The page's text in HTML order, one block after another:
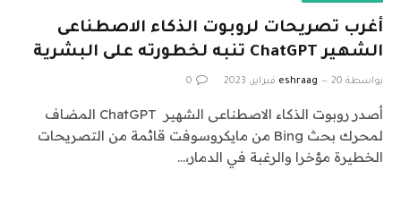
أغرب تصريحات لروبوت الذكاء الاصطناعى
الشهير ChatGPT تنبه لخطورته على البشرية
بواسطة eshraag 20 فبراير، 2023 0
أصدر روبوت الذكاء الاصطناعى الشهير ChatGPT المضاف
لمحرك بحث Bing من مايكروسوفت قائمة من التصريحات
الخطيرة مؤخرا والرغبة في الدمار،…